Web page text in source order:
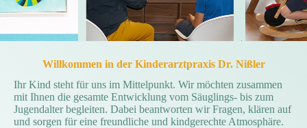
Willkommen in der Kinderarztpraxis Dr. Nißler
Ihr Kind steht für uns im Mittelpunkt. Wir möchten zusammen
mit Ihnen die gesamte Entwicklung vom Säuglings- bis zum
Jugendalter begleiten. Dabei beantworten wir Fragen, klären auf
und sorgen für eine freundliche und kindgerechte Atmosphäre.